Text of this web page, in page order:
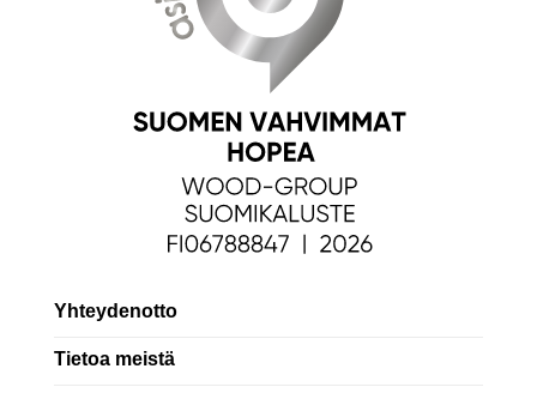
Yhteydenotto
Tietoa meistä